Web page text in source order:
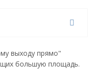
выходу прямо"
большую площадь.